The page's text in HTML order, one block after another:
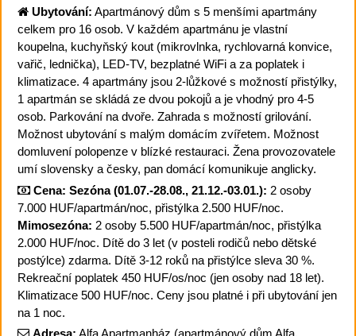
Ubytování: Apartmánový dům s 5 menšími apartmány
celkem pro 16 osob. V každém apartmánu je vlastní
koupelna, kuchyňský kout (mikrovlnka, rychlovarná konvice,
vařič, lednička), LED-TV, bezplatné WiFi a za poplatek i
klimatizace. 4 apartmány jsou 2-lůžkové s možností přistýlky,
1 apartmán se skládá ze dvou pokojů a je vhodný pro 4-5
osob. Parkování na dvoře. Zahrada s možností grilování.
Možnost ubytování s malým domácím zvířetem. Možnost
domluvení polopenze v blízké restauraci. Žena provozovatele
umí slovensky a česky, pan domácí komunikuje anglicky.
Cena: Sezóna (01.07.-28.08., 21.12.-03.01.): 2 osoby
7.000 HUF/apartmán/noc, přistýlka 2.500 HUF/noc.
Mimosezóna: 2 osoby 5.500 HUF/apartmán/noc, přistýlka
2.000 HUF/noc. Dítě do 3 let (v posteli rodičů nebo dětské
postýlce) zdarma. Dítě 3-12 roků na přistýlce sleva 30 %.
Rekreační poplatek 450 HUF/os/noc (jen osoby nad 18 let).
Klimatizace 500 HUF/noc. Ceny jsou platné i při ubytování jen
na 1 noc.
Adresa: Alfa Apartmanház (apartmánový dům Alfa,